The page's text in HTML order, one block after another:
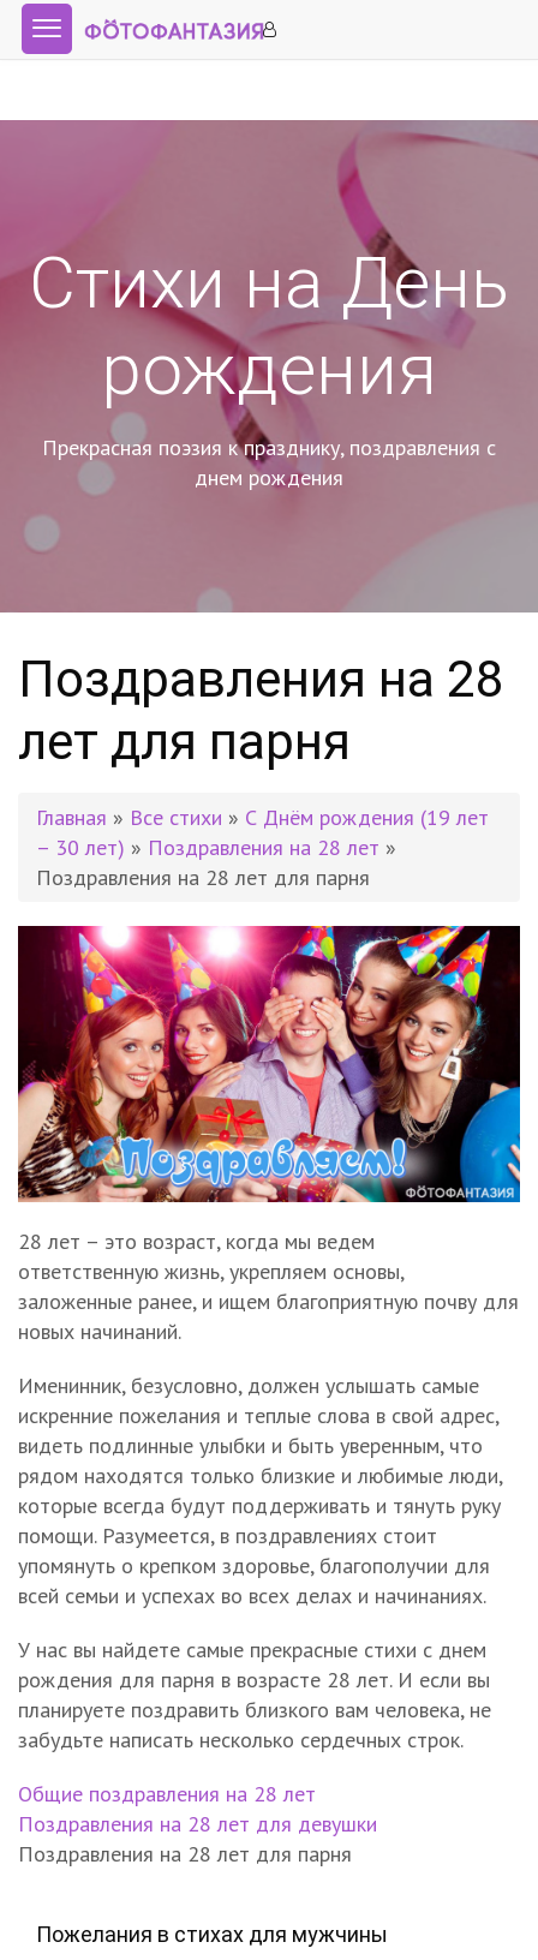
Стихи на День
рождения
Прекрасная поэзия к празднику, поздравления с
днем рождения
Поздравления на 28
лет для парня
Главная » Все стихи » С Днём рождения (19 лет
– 30 лет) » Поздравления на 28 лет »
Поздравления на 28 лет для парня
28 лет – это возраст, когда мы ведем
ответственную жизнь, укрепляем основы,
заложенные ранее, и ищем благоприятную почву для
новых начинаний.
Именинник, безусловно, должен услышать самые
искренние пожелания и теплые слова в свой адрес,
видеть подлинные улыбки и быть уверенным, что
рядом находятся только близкие и любимые люди,
которые всегда будут поддерживать и тянуть руку
помощи. Разумеется, в поздравлениях стоит
упомянуть о крепком здоровье, благополучии для
всей семьи и успехах во всех делах и начинаниях.
У нас вы найдете самые прекрасные стихи с днем
рождения для парня в возрасте 28 лет. И если вы
планируете поздравить близкого вам человека, не
забудьте написать несколько сердечных строк.
Общие поздравления на 28 лет
Поздравления на 28 лет для девушки
Поздравления на 28 лет для парня
Пожелания в стихах для мужчины